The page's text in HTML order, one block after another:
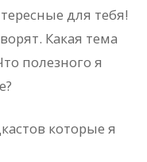
для тебя!
Какая тема
полезного я
которые я